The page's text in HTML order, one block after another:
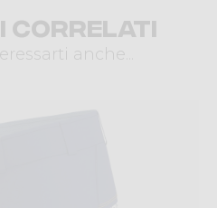
correlati
anche...